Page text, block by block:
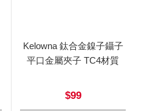
Kelowna 鈦合金鎳子鑷子
平口金屬夾子 TC4材質
$99